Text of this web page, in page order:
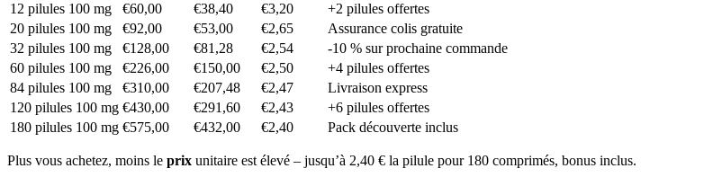
12 pilules 100 mg
€60,00 €38,40 €3,20
+2 pilules offertes
20 pilules 100 mg
€92,00 €53,00 €2,65
Assurance colis gratuite
32 pilules 100 mg
€128,00 €81,28 €2,54
-10 % sur prochaine commande
60 pilules 100 mg
€226,00 €150,00 €2,50
+4 pilules offertes
84 pilules 100 mg
€310,00 €207,48 €2,47
Livraison express
120 pilules 100 mg €430,00 €291,60 €2,43
+6 pilules offertes
180 pilules 100 mg €575,00 €432,00 €2,40 Pack découverte inclus
Plus vous achetez, moins le prix unitaire est élevé – jusqu’à 2,40 € la pilule pour 180 comprimés, bonus inclus.